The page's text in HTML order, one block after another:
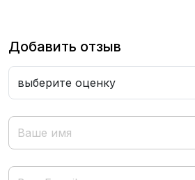
Добавить отзыв